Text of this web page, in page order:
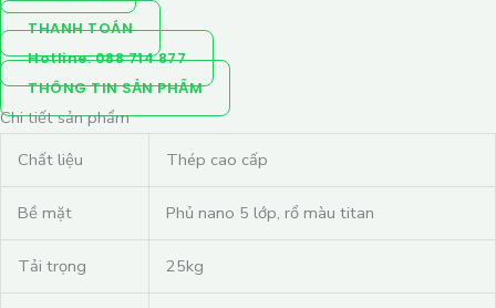
THANH TOÁN
Hotline: 088 714 877
THÔNG TIN SẢN PHẨM
Chi tiết sản phẩm
Chất liệu
Thép cao cấp
Bề mặt Phủ nano 5 lớp, rổ màu titan
Tải trọng 25kg